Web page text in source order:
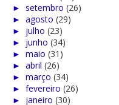
► setembro (26)
► agosto (29)
► julho (23)
► junho (34)
► maio (31)
► abril (26)
► março (34)
► fevereiro (26)
► janeiro (30)